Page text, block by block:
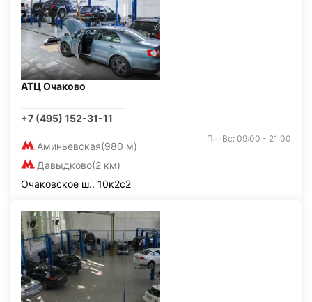
АТЦ Очаково
+7 (495) 152-31-11
Аминьевская(980 м)
Давыдково(2 км)
Пн-Вс: 09:00 - 21:00
Очаковское ш., 10к2с2